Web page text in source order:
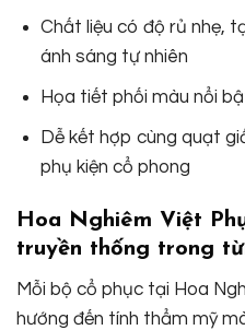
Chất liệu có độ rủ nhẹ,
ánh sáng tự nhiên
Họa tiết phối màu nổi
Dễ kết hợp cùng quạt
phụ kiện cổ phong
Hoa Nghiêm Việt
truyền thống trong
Mỗi bộ cổ phục tại Hoa
hướng đến tính thẩm mỹ